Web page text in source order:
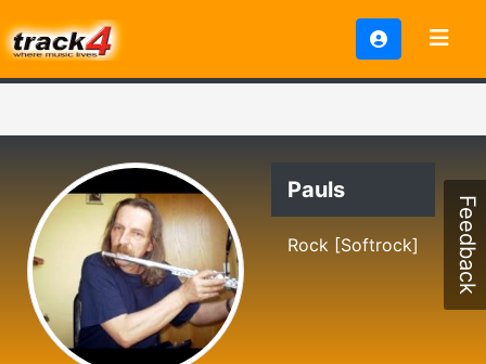
Pauls
Rock [Softrock] Feedback